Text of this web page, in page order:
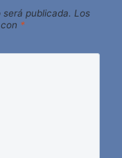
publicada. Los
*